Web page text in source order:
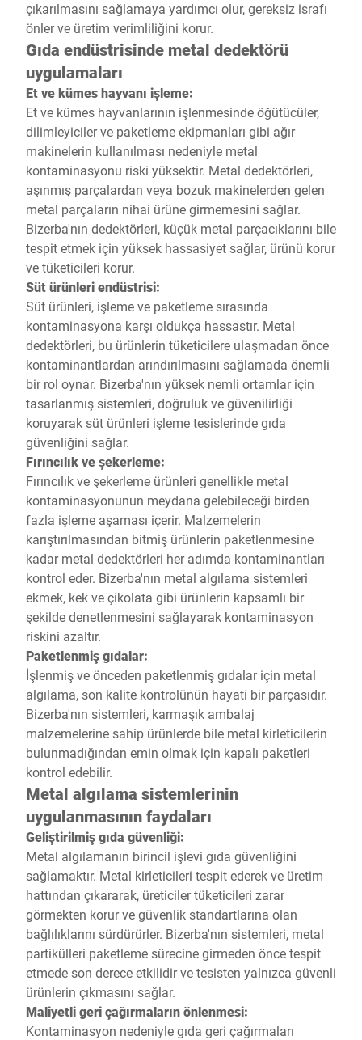
çıkarılmasını sağlamaya yardımcı olur, gereksiz israfı
önler ve üretim verimliliğini korur.
Gıda endüstrisinde metal dedektörü
uygulamaları
Et ve kümes hayvanı işleme:
Et ve kümes hayvanlarının işlenmesinde öğütücüler,
dilimleyiciler ve paketleme ekipmanları gibi ağır
makinelerin kullanılması nedeniyle metal
kontaminasyonu riski yüksektir. Metal dedektörleri,
aşınmış parçalardan veya bozuk makinelerden gelen
metal parçaların nihai ürüne girmemesini sağlar.
Bizerba'nın dedektörleri, küçük metal parçacıklarını bile
tespit etmek için yüksek hassasiyet sağlar, ürünü korur
ve tüketicileri korur.
Süt ürünleri endüstrisi:
Süt ürünleri, işleme ve paketleme sırasında
kontaminasyona karşı oldukça hassastır. Metal
dedektörleri, bu ürünlerin tüketicilere ulaşmadan önce
kontaminantlardan arındırılmasını sağlamada önemli
bir rol oynar. Bizerba'nın yüksek nemli ortamlar için
tasarlanmış sistemleri, doğruluk ve güvenilirliği
koruyarak süt ürünleri işleme tesislerinde gıda
güvenliğini sağlar.
Fırıncılık ve şekerleme:
Fırıncılık ve şekerleme ürünleri genellikle metal
kontaminasyonunun meydana gelebileceği birden
fazla işleme aşaması içerir. Malzemelerin
karıştırılmasından bitmiş ürünlerin paketlenmesine
kadar metal dedektörleri her adımda kontaminantları
kontrol eder. Bizerba'nın metal algılama sistemleri
ekmek, kek ve çikolata gibi ürünlerin kapsamlı bir
şekilde denetlenmesini sağlayarak kontaminasyon
riskini azaltır.
Paketlenmiş gıdalar:
İşlenmiş ve önceden paketlenmiş gıdalar için metal
algılama, son kalite kontrolünün hayati bir parçasıdır.
Bizerba'nın sistemleri, karmaşık ambalaj
malzemelerine sahip ürünlerde bile metal kirleticilerin
bulunmadığından emin olmak için kapalı paketleri
kontrol edebilir.
Metal algılama sistemlerinin
uygulanmasının faydaları
Geliştirilmiş gıda güvenliği:
Metal algılamanın birincil işlevi gıda güvenliğini
sağlamaktır. Metal kirleticileri tespit ederek ve üretim
hattından çıkararak, üreticiler tüketicileri zarar
görmekten korur ve güvenlik standartlarına olan
bağlılıklarını sürdürürler. Bizerba'nın sistemleri, metal
partikülleri paketleme sürecine girmeden önce tespit
etmede son derece etkilidir ve tesisten yalnızca güvenli
ürünlerin çıkmasını sağlar.
Maliyetli geri çağırmaların önlenmesi:
Kontaminasyon nedeniyle gıda geri çağırmaları